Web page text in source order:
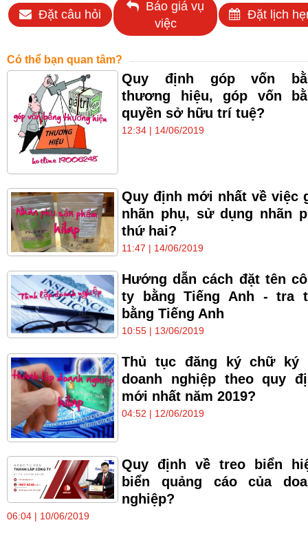
Đặt câu hỏi
Báo giá vụ
việc
Đặt lịch
Có thể bạn quan tâm?
Quy định góp vốn
thương hiệu, góp vốn
quyền sở hữu trí tuệ?
12:34 | 14/06/2019
Quy định mới nhất về việc
nhãn phụ, sử dụng nhãn
thứ hai?
11:47 | 14/06/2019
Hướng dẫn cách đặt tên
ty bằng Tiếng Anh - tra
bằng Tiếng Anh
10:55 | 13/06/2019
Thủ tục đăng ký chữ ký
doanh nghiệp theo quy
mới nhất năm 2019?
04:52 | 12/06/2019
Quy định về treo biển
biển quảng cáo của
nghiệp?
06:04 | 10/06/2019